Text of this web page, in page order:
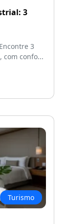
3
3
com confo...
Turismo